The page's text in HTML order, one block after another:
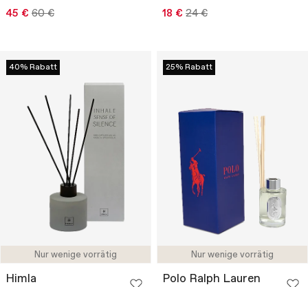
45 € 60 € 18 € 24 €
Nur wenige vorrätig
40% Rabatt
Himla
Nur wenige vorrätig
25% Rabatt
Polo Ralph Lauren